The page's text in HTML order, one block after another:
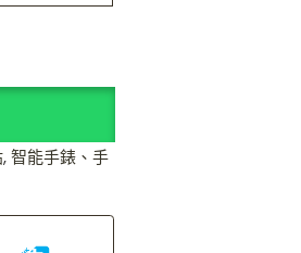
,智能手錶、手